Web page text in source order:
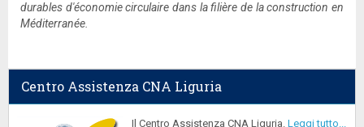
durables d'économie circulaire dans la filière de la construction en
Méditerranée.
Centro Assistenza CNA Liguria
Il Centro Assistenza CNA Liguria. Leggi tutto...